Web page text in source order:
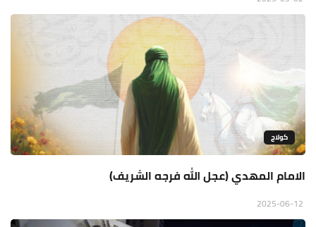
كولاج
الامام المهدي (عجل الله فرجه الشريف)